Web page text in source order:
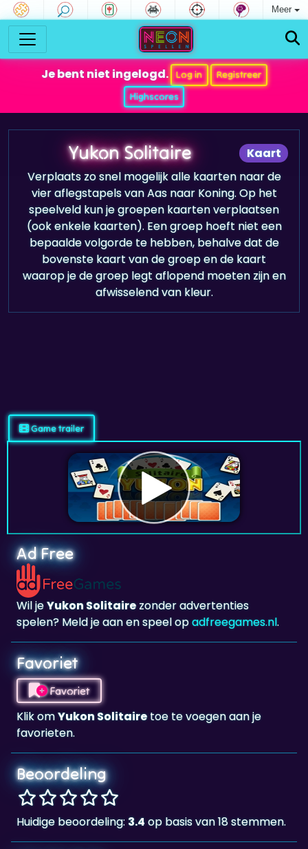
Meer
Je bent niet ingelogd. Log in
Registreer
Highscores
Kaart
Yukon Solitaire
Verplaats zo snel mogelijk alle kaarten naar de
vier aflegstapels van Aas naar Koning. Op het
speelveld kun je groepen kaarten verplaatsen
(ook enkele kaarten). Een groep hoeft niet een
bepaalde volgorde te hebben, behalve dat de
bovenste kaart van de groep en de kaart
waarop je de groep legt aflopend moeten zijn en
afwisselend van kleur.
Game trailer
Ad Free
Wil jeYukon Solitairezonder advertenties
spelen? Meld je aan en speel opadfreegames.nl.
Favoriet
Favoriet
Klik omYukon Solitairetoe te voegen aan je
favorieten.
Beoordeling
Huidige beoordeling: 3.4op basis van 18 stemmen.